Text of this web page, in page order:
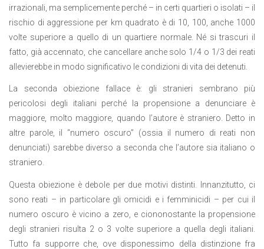
irrazionali, ma semplicemente perché – in certi quartieri o isolati – il
rischio di aggressione per km quadrato è di 10, 100, anche 1000
volte superiore a quello di un quartiere normale. Né si trascuri il
fatto, già accennato, che cancellare anche solo 1/4 o 1/3 dei reati
allevierebbe in modo significativo le condizioni di vita dei detenuti.
La seconda obiezione fallace è: gli stranieri sembrano più
pericolosi degli italiani perché la propensione a denunciare è
maggiore, molto maggiore, quando l’autore è straniero. Detto in
altre parole, il “numero oscuro” (ossia il numero di reati non
denunciati) sarebbe diverso a seconda che l’autore sia italiano o
straniero.
Questa obiezione è debole per due motivi distinti. Innanzitutto, ci
sono reati – in particolare gli omicidi e i femminicidi – per cui il
numero oscuro è vicino a zero, e ciononostante la propensione
degli stranieri risulta 2 o 3 volte superiore a quella degli italiani.
Tutto fa supporre che, ove disponessimo della distinzione fra